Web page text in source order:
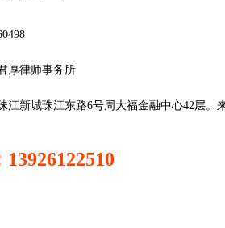
厚律师事务所
江新城珠江东路6号周大福金融中心42层。